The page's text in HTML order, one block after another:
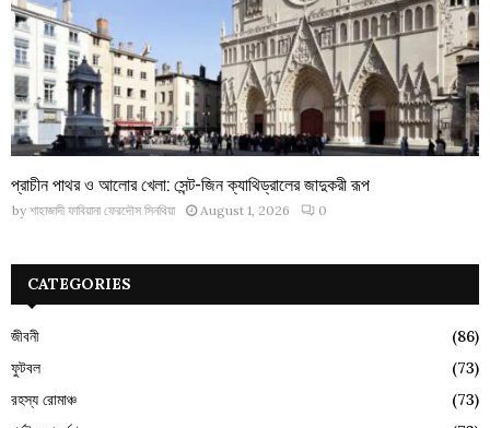
প্রাচীন পাথর ও আলোর খেলা: সেন্ট-জিন ক্যাথিড্রালের জাদুকরী রূপ
by শাহাজাদী ফাবিয়ানা ফেরদৌস সিনথিয়া August 1, 2026 0
CATEGORIES
জীবনী
(86)
ফুটবল
(73)
রহস্য রোমাঞ্চ
(73)